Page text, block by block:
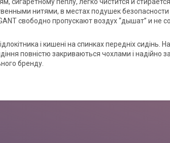
нитями, в местах подушек
свободно пропускают воздух “дышат” и не
і кишені на спинках передніх сидінь.
повністю закриваються чохлами і надійно
бренду.